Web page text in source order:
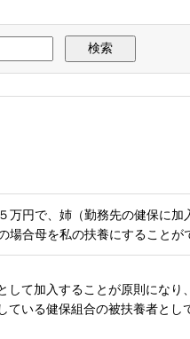
円で、姉（勤務先の健保に
場合母を私の扶養にすることが
て加入することが原則にな
いる健保組合の被扶養者とし